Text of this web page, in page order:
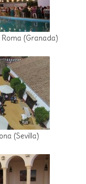
(Granada)
(Sevilla)